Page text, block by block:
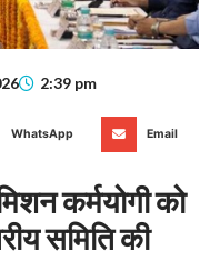
2:39 pm
WhatsApp Email
कर्मयोगी को
समिति की